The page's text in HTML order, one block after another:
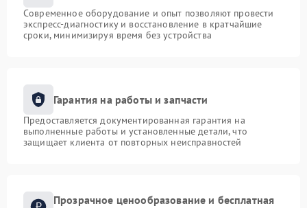
Современное оборудование и опыт позволяют провести
экспресс-диагностику и восстановление в кратчайшие
сроки, минимизируя время без устройства
Гарантия на работы и запчасти
Предоставляется документированная гарантия на
выполненные работы и установленные детали, что
защищает клиента от повторных неисправностей
Прозрачное ценообразование и бесплатная